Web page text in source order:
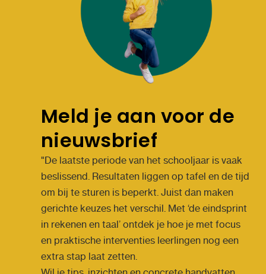
Meld je aan voor de
nieuwsbrief
"De laatste periode van het schooljaar is vaak
beslissend. Resultaten liggen op tafel en de tijd
om bij te sturen is beperkt. Juist dan maken
gerichte keuzes het verschil. Met ‘de eindsprint
in rekenen en taal’ ontdek je hoe je met focus
en praktische interventies leerlingen nog een
extra stap laat zetten.